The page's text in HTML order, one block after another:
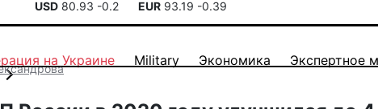
USD 80.93 -0.2 EUR 93.19 -0.39
на Украине Military Экономика Экспертное